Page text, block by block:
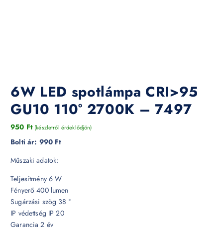
6W LED spotlámpa CRI>95
GU10 110° 2700K – 7497
950 Ft (készletről érdeklődjön)
Bolti ár: 990 Ft
Műszaki adatok:
Teljesítmény 6 W
Fényerő 400 lumen
Sugárzási szög 38 °
IP védettség IP 20
Garancia 2 év